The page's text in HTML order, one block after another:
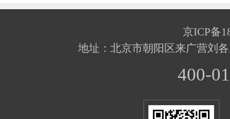
京ICP备
地址：北京市朝阳区来广营刘
400-